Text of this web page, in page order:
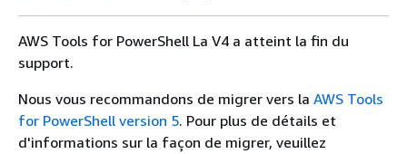
AWS Tools for PowerShell La V4 a atteint la fin du
support.
Nous vous recommandons de migrer vers la AWS Tools
for PowerShell version 5. Pour plus de détails et
d'informations sur la façon de migrer, veuillez